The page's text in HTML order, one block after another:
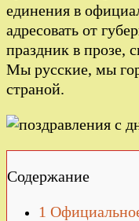
единения в
адресовать от
праздник в прозе,
Мы русские, мы
страной.
Содержание
1